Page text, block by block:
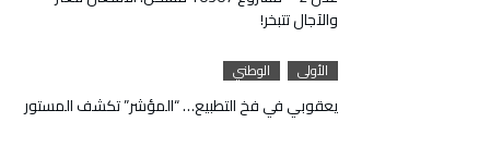
والآجال تتبخر!
الأولى الوطني
يعقوبي في فخ التطبيع… “المؤشر” تكشف المستور